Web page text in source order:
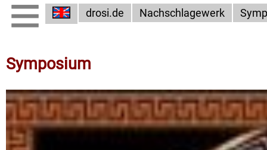
drosi.de Nachschlagewerk
Symposium